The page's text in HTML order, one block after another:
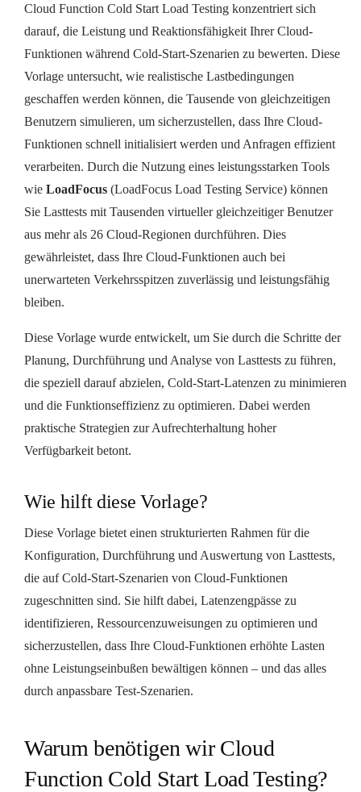
Cloud Function Cold Start Load Testing konzentriert sich
darauf, die Leistung und Reaktionsfähigkeit Ihrer Cloud-
Funktionen während Cold-Start-Szenarien zu bewerten. Diese
Vorlage untersucht, wie realistische Lastbedingungen
geschaffen werden können, die Tausende von gleichzeitigen
Benutzern simulieren, um sicherzustellen, dass Ihre Cloud-
Funktionen schnell initialisiert werden und Anfragen effizient
verarbeiten. Durch die Nutzung eines leistungsstarken Tools
wie LoadFocus (LoadFocus Load Testing Service) können
Sie Lasttests mit Tausenden virtueller gleichzeitiger Benutzer
aus mehr als 26 Cloud-Regionen durchführen. Dies
gewährleistet, dass Ihre Cloud-Funktionen auch bei
unerwarteten Verkehrsspitzen zuverlässig und leistungsfähig
bleiben.
Diese Vorlage wurde entwickelt, um Sie durch die Schritte der
Planung, Durchführung und Analyse von Lasttests zu führen,
die speziell darauf abzielen, Cold-Start-Latenzen zu minimieren
und die Funktionseffizienz zu optimieren. Dabei werden
praktische Strategien zur Aufrechterhaltung hoher
Verfügbarkeit betont.
Wie hilft diese Vorlage?
Diese Vorlage bietet einen strukturierten Rahmen für die
Konfiguration, Durchführung und Auswertung von Lasttests,
die auf Cold-Start-Szenarien von Cloud-Funktionen
zugeschnitten sind. Sie hilft dabei, Latenzengpässe zu
identifizieren, Ressourcenzuweisungen zu optimieren und
sicherzustellen, dass Ihre Cloud-Funktionen erhöhte Lasten
ohne Leistungseinbußen bewältigen können – und das alles
durch anpassbare Test-Szenarien.
Warum benötigen wir Cloud
Function Cold Start Load Testing?